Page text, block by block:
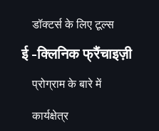
डॉक्टर्स के लिए टूल्स
ई -क्लिनिक फ्रैंचाइज़ी
प्रोग्राम के बारे में
कार्यक्षेत्र